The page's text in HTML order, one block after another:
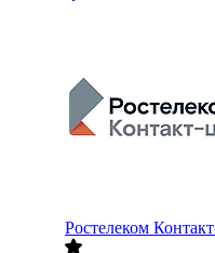
Ростелеком